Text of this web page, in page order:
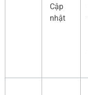
Cập
nhật